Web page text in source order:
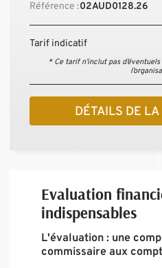
Référence :02AUD0128.26
Tarif indicatif
* Ce tarif n’inclut pas
DÉTAILS DE
Evaluation
indispensables
L'évaluation : une
commissaire aux